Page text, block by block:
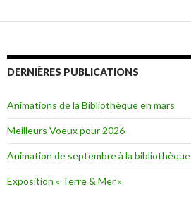
DERNIÈRES PUBLICATIONS
Animations de la Bibliothèque en mars
Meilleurs Voeux pour 2026
Animation de septembre à la bibliothèque
Exposition « Terre & Mer »